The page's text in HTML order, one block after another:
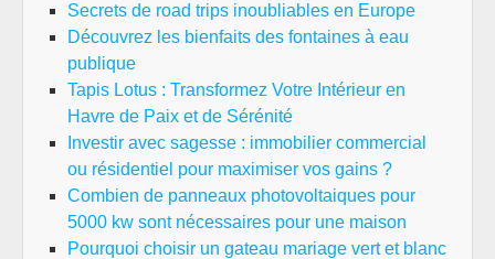
Secrets de road trips inoubliables en Europe
Découvrez les bienfaits des fontaines à eau
publique
Tapis Lotus : Transformez Votre Intérieur en
Havre de Paix et de Sérénité
Investir avec sagesse : immobilier commercial
ou résidentiel pour maximiser vos gains ?
Combien de panneaux photovoltaiques pour
5000 kw sont nécessaires pour une maison
Pourquoi choisir un gateau mariage vert et blanc